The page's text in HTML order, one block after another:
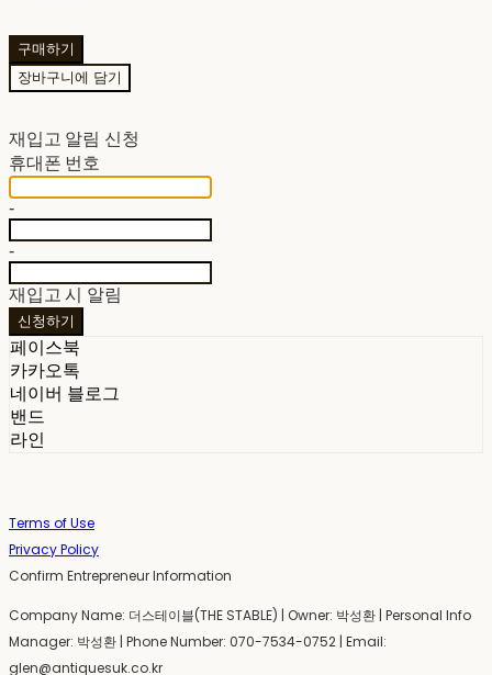
구매하기
장바구니에 담기
재입고 알림 신청
휴대폰 번호
-
-
재입고 시 알림
신청하기
페이스북
카카오톡
네이버 블로그
밴드
라인
Terms of Use
Privacy Policy
Confirm Entrepreneur Information
Company Name: 더스테이블(THE STABLE) | Owner: 박성환 | Personal Info
Manager: 박성환 | Phone Number: 070-7534-0752 | Email:
glen@antiquesuk.co.kr